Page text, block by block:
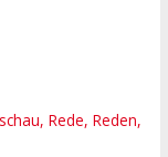
,Rede,Reden,